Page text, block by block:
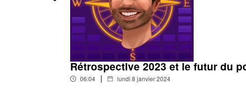
Rétrospective 2023 et le futur du
06:04 | lundi 8 janvier 2024